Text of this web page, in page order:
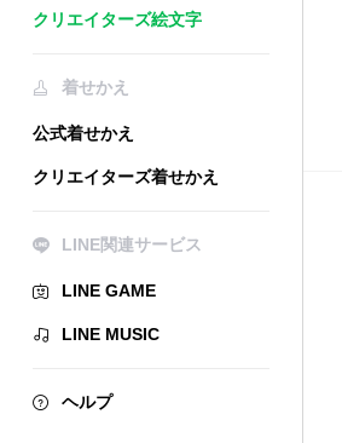
クリエイターズ絵文字
着せかえ
公式着せかえ
クリエイターズ着せかえ
LINE関連サービス
LINE GAME
LINE MUSIC
ヘルプ